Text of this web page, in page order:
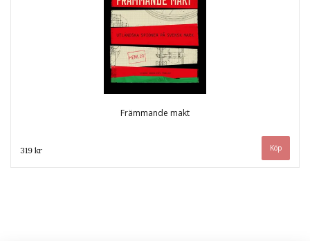
Främmande makt
319 kr